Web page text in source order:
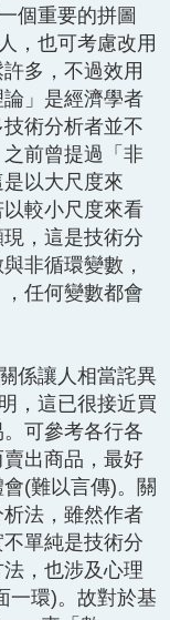
個重要的拼圖
，也可考慮改用
多，不過效用
」是經濟學者
術分析者並不
前曾提過「非
以大尺度來
較小尺度來看
，這是技術分
非循環變數，
任何變數都會
係讓人相當詫異
，這已很接近買
可參考各行各
出商品，最好
(難以言傳)。關
法，雖然作者
單純是技術分
，也涉及心理
一環)。故對於基